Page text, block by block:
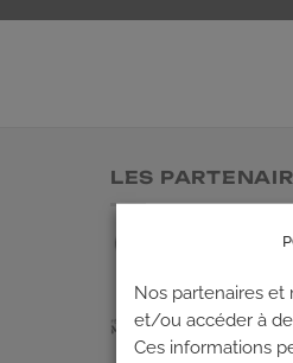
LES
Nos partenaires
et/ou accéder à
Ces informations